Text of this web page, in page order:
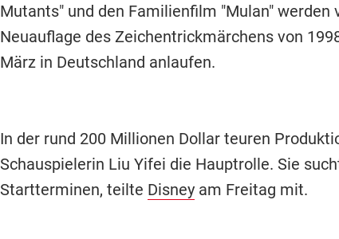
Mutants" und den Familienfilm "Mulan" werden
Neuauflage des Zeichentrickmärchens von
März in Deutschland anlaufen.
In der rund 200 Millionen Dollar teuren
Schauspielerin Liu Yifei die Hauptrolle. Sie
Startterminen, teilte Disneyam Freitag mit.